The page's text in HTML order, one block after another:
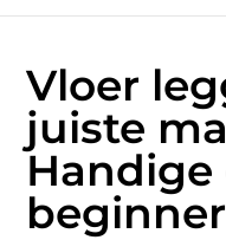
Vloer
juiste
Handige